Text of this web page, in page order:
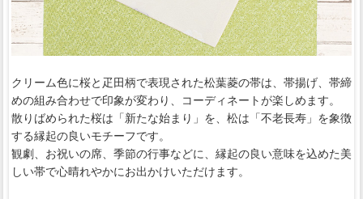
クリーム色に桜と疋田柄で表現された松葉菱の帯は、帯揚げ、帯締
めの組み合わせで印象が変わり、コーディネートが楽しめます。
散りばめられた桜は「新たな始まり」を、松は「不老長寿」を象徴
する縁起の良いモチーフです。
観劇、お祝いの席、季節の行事などに、縁起の良い意味を込めた美
しい帯で心晴れやかにお出かけいただけます。